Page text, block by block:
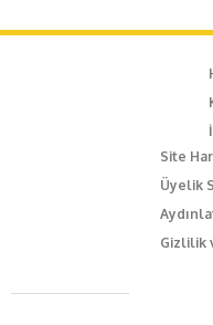
Site
Üyelik
Gizlilik
Caferağa Mah. Dr.